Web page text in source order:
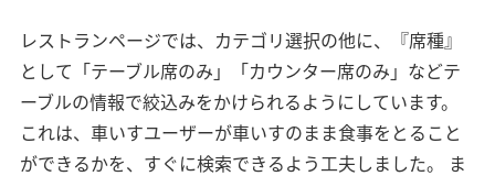
レストランページでは、カテゴリ選択の他に、『席種』
として「テーブル席のみ」「カウンター席のみ」などテ
ーブルの情報で絞込みをかけられるようにしています。
これは、車いすユーザーが車いすのまま食事をとること
ができるかを、すぐに検索できるよう工夫しました。 ま